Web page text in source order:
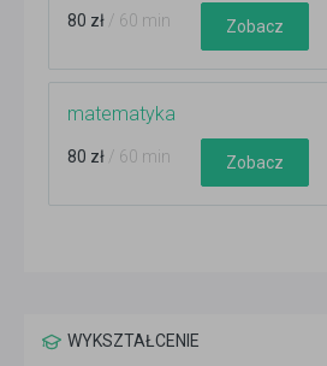
80 zł / 60 min Zobacz
matematyka
80 zł / 60 min Zobacz
WYKSZTAŁCENIE